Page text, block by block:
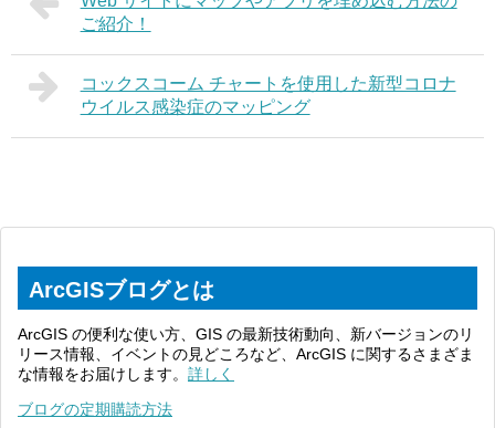
ご紹介！
コックスコーム チャートを使用した新型コロナ
ウイルス感染症のマッピング
ArcGISブログとは
ArcGIS の便利な使い方、GIS の最新技術動向、新バージョンのリ
リース情報、イベントの見どころなど、ArcGIS に関するさまざま
な情報をお届けします。 詳しく
ブログの定期購読方法